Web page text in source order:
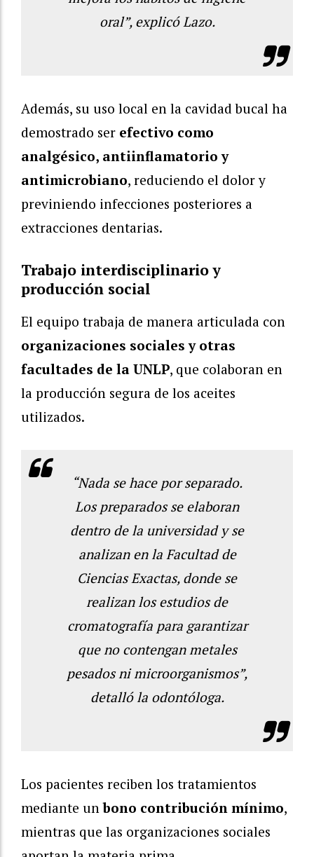
oral”, explicó Lazo.
Además, su uso local en la cavidad bucal ha
demostrado ser efectivo como
analgésico, antiinflamatorio y
antimicrobiano, reduciendo el dolor y
previniendo infecciones posteriores a
extracciones dentarias.
Trabajo interdisciplinario y
producción social
El equipo trabaja de manera articulada con
organizaciones sociales y otras
facultades de la UNLP, que colaboran en
la producción segura de los aceites
utilizados.
“Nada se hace por separado.
Los preparados se elaboran
dentro de la universidad y se
analizan en la Facultad de
Ciencias Exactas, donde se
realizan los estudios de
cromatografía para garantizar
que no contengan metales
pesados ni microorganismos”,
detalló la odontóloga.
Los pacientes reciben los tratamientos
mediante unbono contribución mínimo,
mientras que las organizaciones sociales